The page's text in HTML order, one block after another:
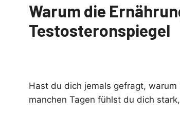
Warum die
Testosteronspiegel
Hast du dich jemals gefragt,
manchen Tagen fühlst du dich